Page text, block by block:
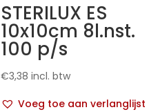
STERILUX ES
10x10cm 8l.nst.
100 p/s
€3,38 incl. btw
Voeg toe aan verlanglijst